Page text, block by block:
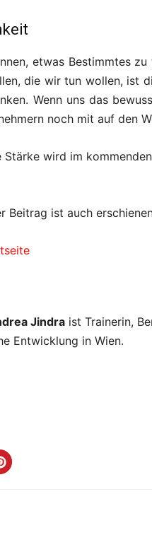
etwas Bestimmtes
die wir tun wollen, ist
Wenn uns das
noch mit auf den
Stärke wird im
Beitrag ist auch
Jindra ist Trainerin,
Entwicklung in Wien.